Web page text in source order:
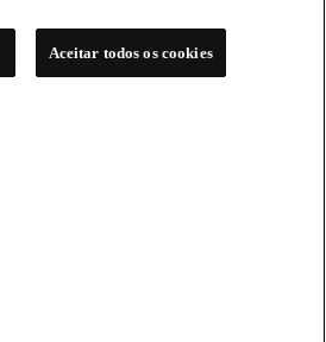
Aceitar todos os cookies